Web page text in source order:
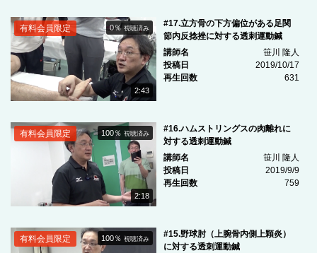
2:43
0％視聴済み
有料会員限定
#17.立方骨の下方偏位がある足関
節内反捻挫に対する透刺運動鍼
講師名
笹川 隆人
投稿日
2019/10/17
再生回数
631
2:18
100％視聴済み
有料会員限定
#16.ハムストリングスの肉離れに
対する透刺運動鍼
講師名
笹川 隆人
投稿日
2019/9/9
再生回数
759
100％視聴済み
有料会員限定
#15.野球肘（上腕骨内側上顆炎）
に対する透刺運動鍼